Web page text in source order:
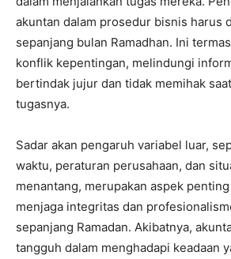
akuntan dalam prosedur bisnis harus
sepanjang bulan Ramadhan. Ini
konflik kepentingan, melindungi
bertindak jujur ​​dan tidak memihak
tugasnya.
Sadar akan pengaruh variabel luar,
waktu, peraturan perusahaan, dan
menantang, merupakan aspek
menjaga integritas dan
sepanjang Ramadan. Akibatnya,
tangguh dalam menghadapi keadaan